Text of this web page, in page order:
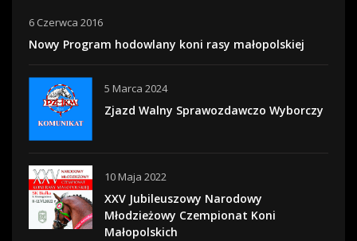
6 Czerwca 2016
Nowy Program hodowlany koni rasy małopolskiej
5 Marca 2024
Zjazd Walny Sprawozdawczo Wyborczy
10 Maja 2022
XXV Jubileuszowy Narodowy
Młodzieżowy Czempionat Koni
Małopolskich